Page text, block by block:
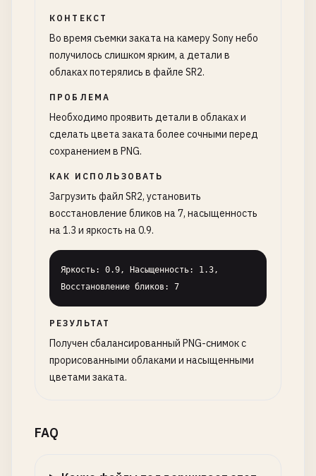
КОНТЕКСТ
Во время съемки заката на камеру Sony небо
получилось слишком ярким, а детали в
облаках потерялись в файле SR2.
ПРОБЛЕМА
Необходимо проявить детали в облаках и
сделать цвета заката более сочными перед
сохранением в PNG.
КАК ИСПОЛЬЗОВАТЬ
Загрузить файл SR2, установить
восстановление бликов на 7, насыщенность
на 1.3 и яркость на 0.9.
Яркость: 0.9, Насыщенность: 1.3,
Восстановление бликов: 7
РЕЗУЛЬТАТ
Получен сбалансированный PNG-снимок с
прорисованными облаками и насыщенными
цветами заката.
FAQ